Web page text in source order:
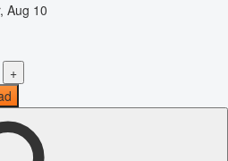
Aug 10
+